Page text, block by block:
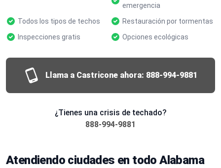
emergencia
Todos los tipos de techos
Restauración por tormentas
Inspecciones gratis
Opciones ecológicas
Llama a Castricone ahora: 888-994-9881
¿Tienes una crisis de techado?
888-994-9881
Atendiendo ciudades en todo Alabama